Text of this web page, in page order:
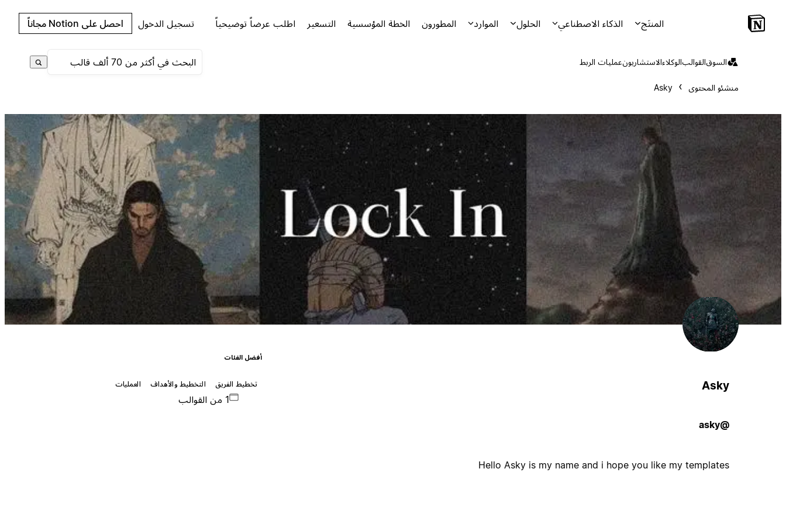
المنتَج الذكاء الاصطناعي الحلول الموارد المطورون الخطة المؤسسية التسعير اطلب عرضاً توضيحياً تسجيل الدخول احصل على Notion مجاناً
السوقالقوالبالوكلاءالاستشاريونعمليات الربط
منشئو المحتوى Asky
Asky
@asky
Hello Asky is my name and i hope you like my templates
أفضل الفئات
تخطيط الفريق التخطيط والأهداف العمليات
1 من القوالب